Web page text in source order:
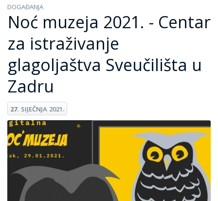
DOGAĐANJA
Noć muzeja 2021. - Centar
za istraživanje
glagoljaštva Sveučilišta u
Zadru
27. SIJEČNJA 2021.